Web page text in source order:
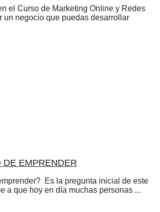
el Curso de Marketing Online y Redes
un negocio que puedas desarrollar
DE EMPRENDER
Es la pregunta inicial de este
a que hoy en día muchas personas ...